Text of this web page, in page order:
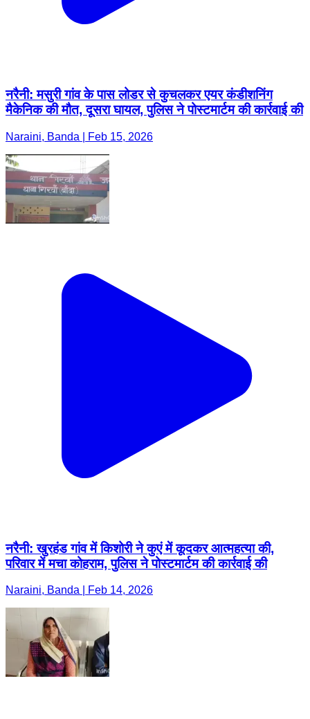
नरैनी: मसुरी गांव के पास लोडर से कुचलकर एयर कंडीशनिंग
मैकेनिक की मौत, दूसरा घायल, पुलिस ने पोस्टमार्टम की कार्रवाई की
Naraini, Banda | Feb 15, 2026
नरैनी: खुरहंड गांव में किशोरी ने कुएं में कूदकर आत्महत्या की,
परिवार में मचा कोहराम, पुलिस ने पोस्टमार्टम की कार्रवाई की
Naraini, Banda | Feb 14, 2026